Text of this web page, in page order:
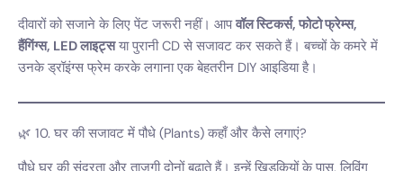
दीवारों को सजाने के लिए पेंट जरूरी नहीं। आपवॉल स्टिकर्स, फोटो फ्रेम्स,
हैंगिंग्स, LED लाइट्सया पुरानी CD से सजावट कर सकते हैं। बच्चों के कमरे में
उनके ड्रॉइंग्स फ्रेम करके लगाना एक बेहतरीन DIY आइडिया है।
🌿 10. घर की सजावट में पौधे (Plants) कहाँ और कैसे लगाएं?